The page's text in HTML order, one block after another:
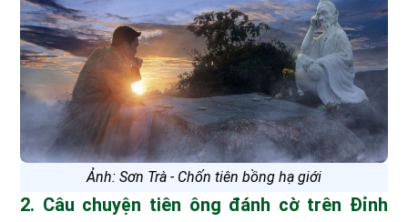
Ảnh: Sơn Trà - Chốn tiên bồng hạ giới
2. Câu chuyện tiên ông đánh cờ trên Đỉnh